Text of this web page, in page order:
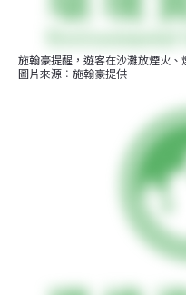
施翰豪提醒，遊客在沙灘放煙火
圖片來源︰施翰豪提供